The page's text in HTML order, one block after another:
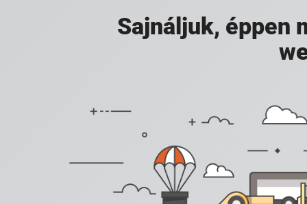
Sajnáljuk, éppen